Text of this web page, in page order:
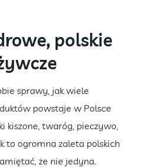
polskie
sprawy, jak wiele
powstaje w Polsce
kiszone, twaróg, pieczywo,
to ogromna zaleta polskich
że nie jedyna.